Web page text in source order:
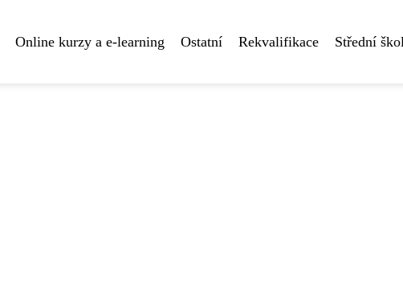
Online kurzy a e-learning Ostatní Rekvalifikace Střední